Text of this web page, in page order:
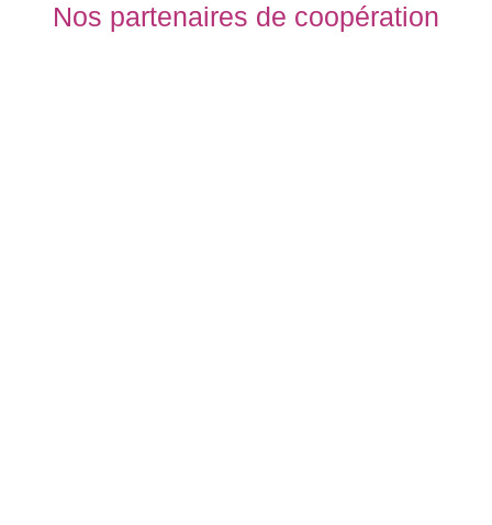
Nos partenaires de coopération